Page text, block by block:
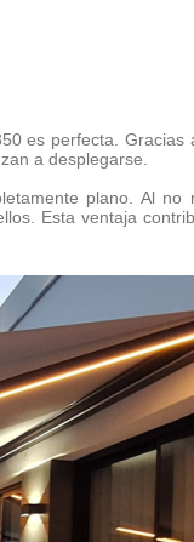
es perfecta.
a desplegarse.
plano. Al no
Esta ventaja